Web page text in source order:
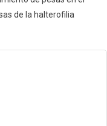
de la halterofilia